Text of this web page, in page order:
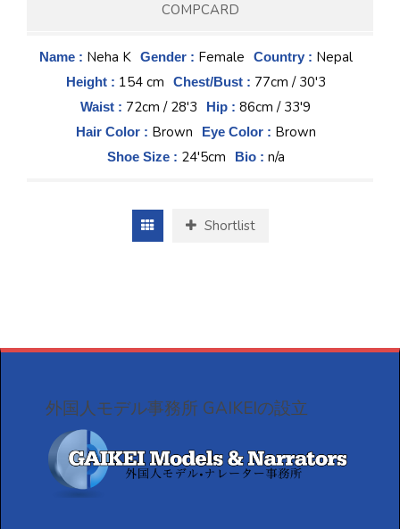
COMPCARD
Name : Neha K Gender : Female Country : Nepal
Height : 154 cm Chest/Bust : 77cm / 30'3
Waist : 72cm / 28'3 Hip : 86cm / 33'9
Hair Color : Brown Eye Color : Brown
Shoe Size : 24'5cm Bio : n/a
Shortlist
外国人モデル事務所 GAIKEIの設立